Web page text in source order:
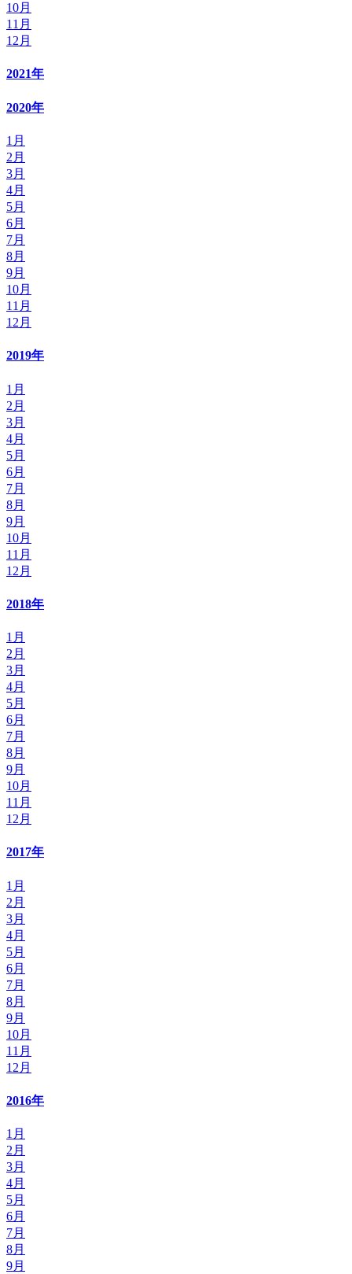
10月
11月
12月
2021年
2020年
1月
2月
3月
4月
5月
6月
7月
8月
9月
10月
11月
12月
2019年
1月
2月
3月
4月
5月
6月
7月
8月
9月
10月
11月
12月
2018年
1月
2月
3月
4月
5月
6月
7月
8月
9月
10月
11月
12月
2017年
1月
2月
3月
4月
5月
6月
7月
8月
9月
10月
11月
12月
2016年
1月
2月
3月
4月
5月
6月
7月
8月
9月